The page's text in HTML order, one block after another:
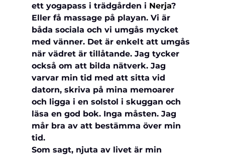
ett yogapass i trädgården i Nerja?
Eller få massage på playan. Vi är
båda sociala och vi umgås mycket
med vänner. Det är enkelt att umgås
när vädret är tillåtande. Jag tycker
också om att bilda nätverk. Jag
varvar min tid med att sitta vid
datorn, skriva på mina memoarer
och ligga i en solstol i skuggan och
läsa en god bok. Inga måsten. Jag
mår bra av att bestämma över min
tid.
Som sagt, njuta av livet är min